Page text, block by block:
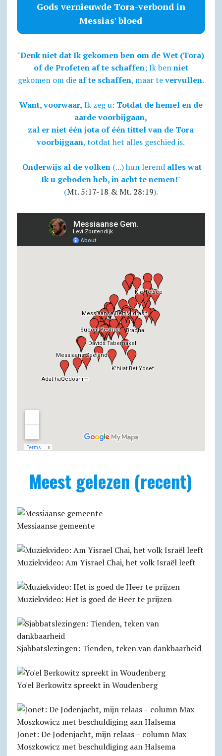
Gods vernieuwde Tora-verbond in
Messias' bloed
"Denk niet dat Ik gekomen ben om de Wet (Tora)
of de Profeten af te schaffen; Ik benniet
gekomen om die af te schaffen, maar tevervullen.
Want, voorwaar, Ik zeg u: Totdat de hemel en de
aarde voorbijgaan,
zal er niet één jota of één tittel van de Tora
voorbijgaan, totdat het alles geschied is.
Onderwijs al de volken(...) hun lerend alles wat
Ik u geboden heb, in acht te nemen!"
(Mt. 5:17-18 & Mt. 28:19).
Meest gelezen (recent)
Messiaanse gemeente
Muziekvideo: Am Yisrael Chai, het volk Israël leeft
Muziekvideo: Het is goed de Heer te prijzen
Sjabbats­lezingen: Tienden, teken van dankbaarheid
Yo'el Berkowitz spreekt in Woudenberg
Jonet: De Jodenjacht, mijn relaas – column Max
Moszkowicz met beschuldiging aan Halsema